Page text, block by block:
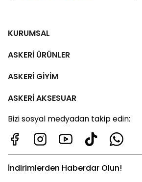
KURUMSAL
ASKERİ ÜRÜNLER
ASKERİ GİYİM
ASKERİ AKSESUAR
Bizi sosyal medyadan takip edin:
İndirimlerden Haberdar Olun!